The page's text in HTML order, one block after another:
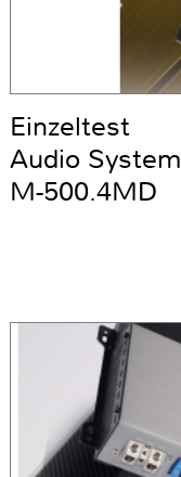
Einzeltest
Audio System
M-500.4MD